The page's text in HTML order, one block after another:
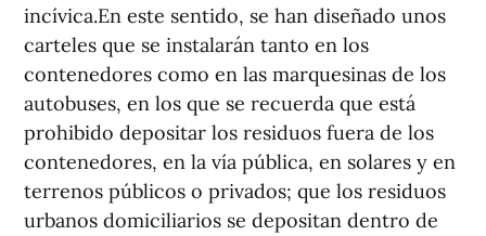
incívica.En este sentido, se han diseñado unos
carteles que se instalarán tanto en los
contenedores como en las marquesinas de los
autobuses, en los que se recuerda que está
prohibido depositar los residuos fuera de los
contenedores, en la vía pública, en solares y en
terrenos públicos o privados; que los residuos
urbanos domiciliarios se depositan dentro de